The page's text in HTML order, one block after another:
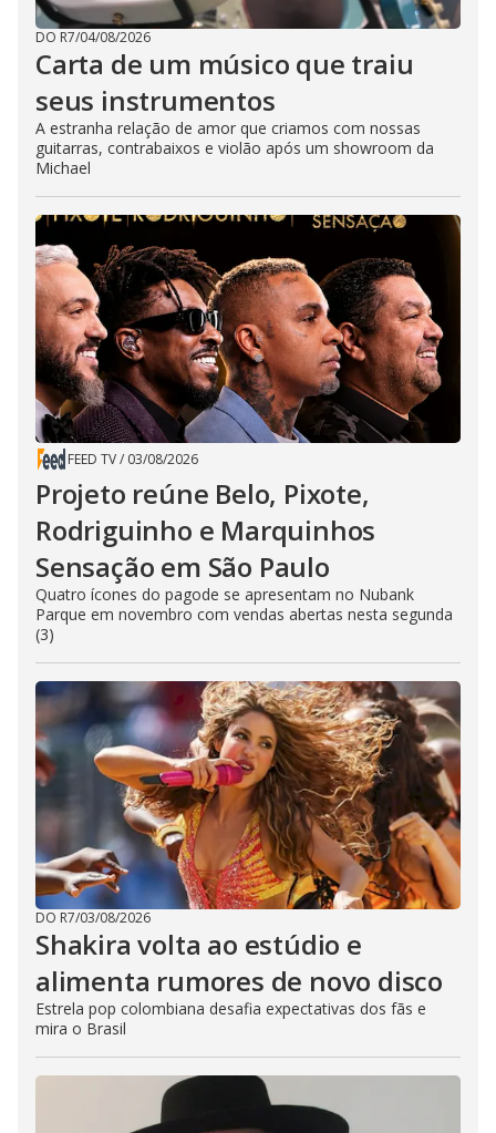
DO R7/04/08/2026
Carta de um músico que traiu
seus instrumentos
A estranha relação de amor que criamos com nossas
guitarras, contrabaixos e violão após um showroom da
Michael
FEED TV/ 03/08/2026
Projeto reúne Belo, Pixote,
Rodriguinho e Marquinhos
Sensação em São Paulo
Quatro ícones do pagode se apresentam no Nubank
Parque em novembro com vendas abertas nesta segunda
(3)
DO R7/03/08/2026
Shakira volta ao estúdio e
alimenta rumores de novo disco
Estrela pop colombiana desafia expectativas dos fãs e
mira o Brasil